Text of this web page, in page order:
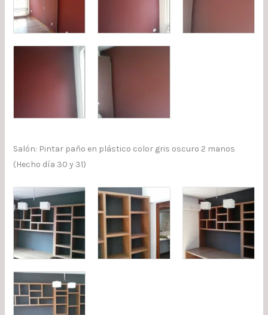
Salón: Pintar paño en plástico color gris oscuro 2 manos
(Hecho día 30 y 31)